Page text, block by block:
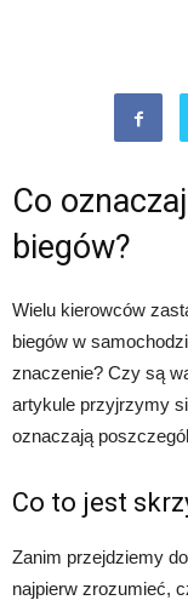
Co
biegów?
Wielu kierowców
biegów w
znaczenie? Czy są
artykule przyjrzymy
oznaczają
Co to jest
Zanim przejdziemy
najpierw zrozumieć,